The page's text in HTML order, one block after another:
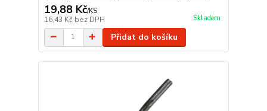
19,88 Kč/KS
16,43 Kč bez DPH Skladem
Přidat do košíku